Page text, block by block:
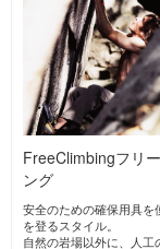
POLARTEC
States